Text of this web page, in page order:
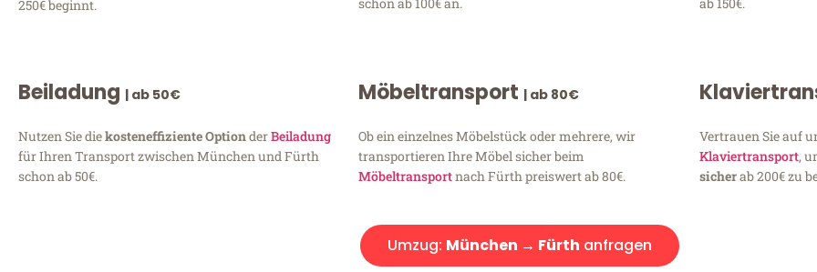
250€ beginnt.
Beiladung | ab 50€
Nutzen Sie diekosteneffiziente OptionderBeiladung
für Ihren Transport zwischen München und Fürth
schon ab 50€.
Möbeltransport | ab 80€
Ob ein einzelnes Möbelstück oder mehrere, wir
transportieren Ihre Möbel sicher beim
Möbeltransportnach Fürth preiswert ab 80€.
Vertrauen Sie auf
Klaviertransport,
sicherab 200€ zu
Umzug: München → Fürth anfragen